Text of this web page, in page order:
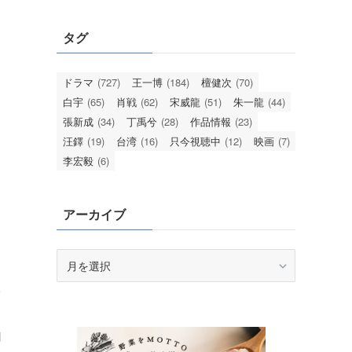
タグ
ドラマ (727) 王一博 (184) 檀健次 (70)
白宇 (65) 肖戦 (62) 宋威龍 (51) 朱一龍 (44)
張新成 (34) 丁禹兮 (28) 作品情報 (23)
汪鐸 (19) 台湾 (16) 只今視聴中 (12) 映画 (7)
李宏毅 (6)
アーカイブ